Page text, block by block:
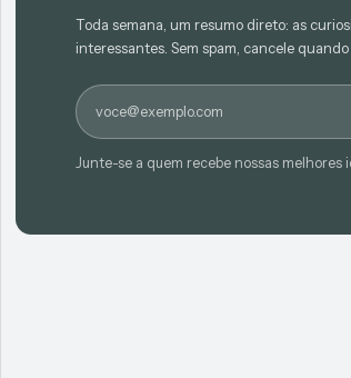
Toda semana, um resumo direto: as
interessantes. Sem spam, cancele quando
E-mail
Junte-se a quem recebe nossas melhores